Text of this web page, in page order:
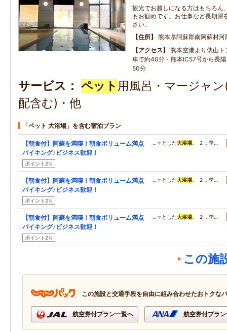
観光でお越しになる方はもちろん
もお勧めです。お仕事など長期滞
さい。
住所
熊本県阿蘇郡南阿蘇村
アクセス
熊本空港より俵山
車で約40分・熊本IC57号から長
50分
サービス ペット 用風呂・マージャ
配含む)・他
「ペット 大浴場」を含む宿泊プラン
【朝食付】阿蘇を満喫！朝食ボリューム満点
バイキング♪ビジネス歓迎！
ポイント2%
…々とした大浴場 。 ２．季…
【朝食付】阿蘇を満喫！朝食ボリューム満点
バイキング♪ビジネス歓迎！
ポイント2%
…々とした大浴場 。 ２．季…
【朝食付】阿蘇を満喫！朝食ボリューム満点
バイキング♪ビジネス歓迎！
ポイント2%
…々とした大浴場 。 ２．季…
この施
この施設と交通手段を自由に組み合わせたおトクな
航空券付プラン一覧へ 航空券付プラ